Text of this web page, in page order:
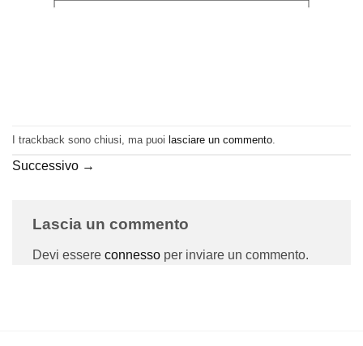
I trackback sono chiusi, ma puoi lasciare un commento
Successivo →
Lascia un commento
Devi essere connesso per inviare un commento.